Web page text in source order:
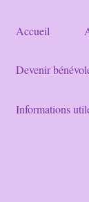
Accueil
Devenir
Informations